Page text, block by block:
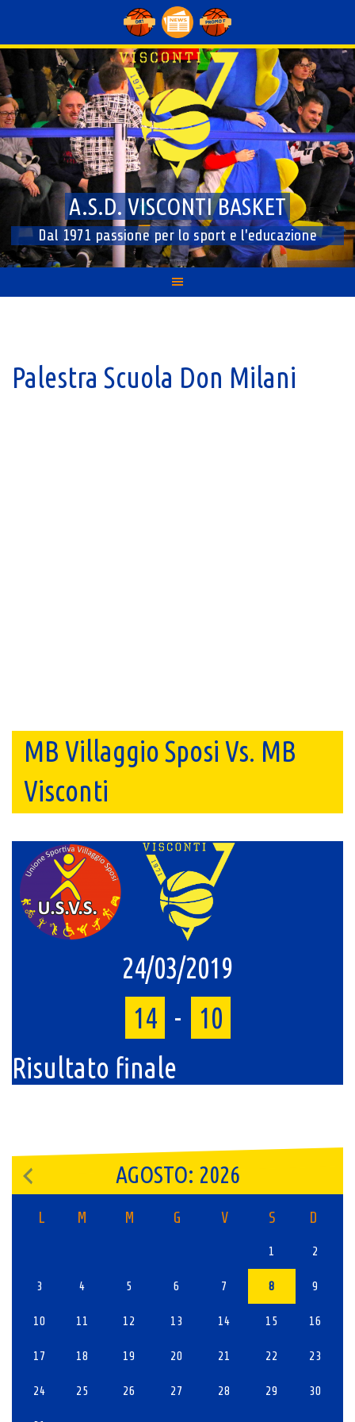
content
A.S.D. VISCONTI BASKET
Dal 1971 passione per lo sport e l'educazione
Palestra Scuola Don Milani
MB Villaggio Sposi Vs. MB
Visconti
24/03/2019
14 -
10
Risultato finale
AGOSTO: 2026
L M M G V S D
1 2
3 4 5 6 7 8 9
10 11 12 13 14 15 16
17 18 19 20 21 22 23
24 25 26 27 28 29 30